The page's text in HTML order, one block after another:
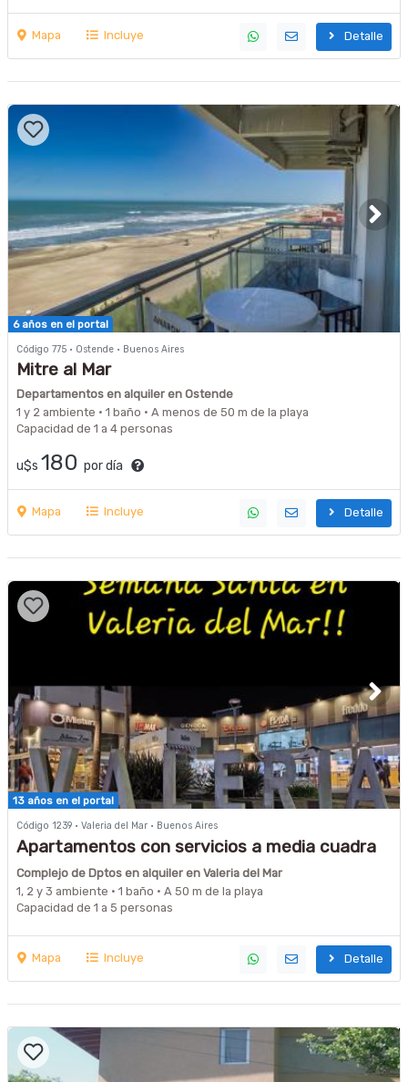
Mapa Incluye Detalle
6 años en el portal
Código 775 · Ostende · Buenos Aires
Mitre al Mar
Departamentos en alquiler en Ostende
1 y 2 ambiente · 1 baño · A menos de 50 m de la playa
Capacidad de 1 a 4 personas
u$s 180 por día
Mapa Incluye Detalle
13 años en el portal
Código 1239 · Valeria del Mar · Buenos Aires
Apartamentos con servicios a media cuadra
del mar
Complejo de Dptos en alquiler en Valeria del Mar
1, 2 y 3 ambiente · 1 baño · A 50 m de la playa
Capacidad de 1 a 5 personas
Mapa Incluye Detalle